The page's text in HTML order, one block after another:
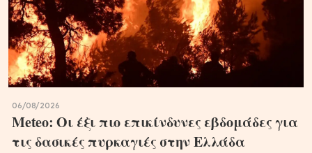
06/08/2026
Meteo: Οι έξι πιο επικίνδυνες εβδομάδες για
τις δασικές πυρκαγιές στην Ελλάδα